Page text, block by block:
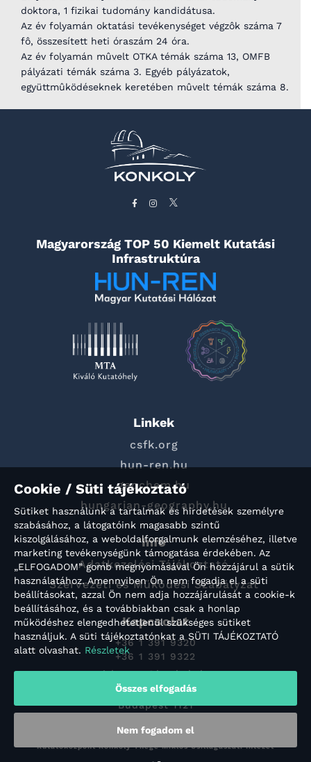
doktora, 1 fizikai tudomány kandidátusa.
Az év folyamán oktatási tevékenységet végzôk száma 7
fô, összesített heti óraszám 24 óra.
Az év folyamán mûvelt OTKA témák száma 13, OMFB
pályázati témák száma 3. Egyéb pályázatok,
együttmûködéseknek keretében mûvelt témák száma 8.
Magyarország TOP 50 Kiemelt Kutatási
Infrastruktúra
Linkek
csfk.org
hun-ren.hu
geochem.hu
hungarian-geography.hu
Info
Adatkezelési Tájékoztató
Szervezeti és Működési Szabályzat
Kapcsolat
+36 1 391 9320
+36 1 391 9322
titkarsag@konkoly.hu
Konkoly-Thege Miklós út 15-17.
Budapest 1121
Copyright © 2022 HUN-REN Csillagászati és Földtudományi
Kutatóközpont Konkoly Thege Miklós Csillagászati Intézet
Cookie / Süti tájékoztató
Sütiket használunk a tartalmak és hirdetések személyre
szabásához, a látogatóink magasabb szintű
kiszolgálásához, a weboldalforgalmunk elemzéséhez, illetve
marketing tevékenységünk támogatása érdekében. Az
„ELFOGADOM” gomb megnyomásával Ön hozzájárul a sütik
használatához. Amennyiben Ön nem fogadja el a süti
beállításokat, azzal Ön nem adja hozzájárulását a cookie-k
beállításához, és a továbbiakban csak a honlap
működéshez elengedhetetlenül szükséges sütiket
használjuk. A süti tájékoztatónkat a SÜTI TÁJÉKOZTATÓ
alatt olvashat. Részletek
Összes elfogadás
Nem fogadom el